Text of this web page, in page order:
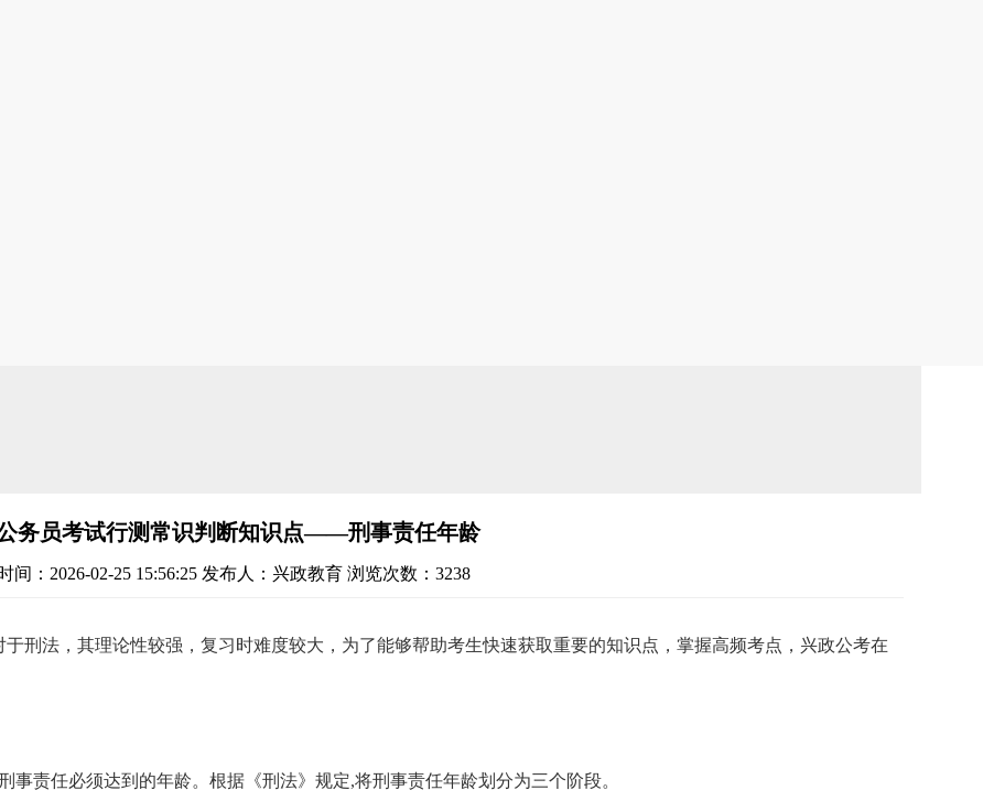
务员考试行测常识判断知识点——刑事责任年龄
间：2026-02-25 15:56:25 发布人：兴政教育 浏览次数：3238
刑法，其理论性较强，复习时难度较大，为了能够帮助考生快速获取重要的知识点，掌握高频考点，兴政公考在
责任必须达到的年龄。根据《刑法》规定,将刑事责任年龄划分为三个阶段。